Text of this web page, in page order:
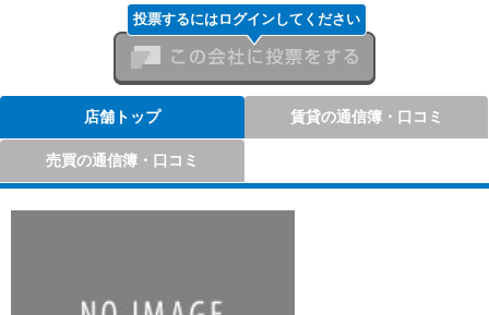
この会社に投票をする
投票するにはログインしてください
店舗トップ 賃貸の通信簿・口コミ
売買の通信簿・口コミ